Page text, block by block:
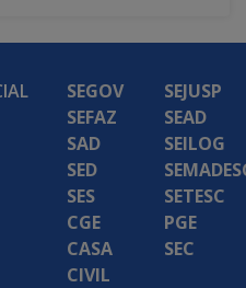
SEGOV
SEFAZ
SAD
SED
SES
CGE
CASA
CIVIL
SEJUSP
SEAD
SEILOG
SETESC
PGE
SEC